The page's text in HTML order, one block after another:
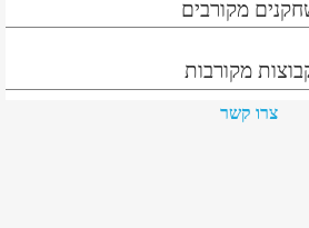
מקורבים
מקורבות
צרו קשר